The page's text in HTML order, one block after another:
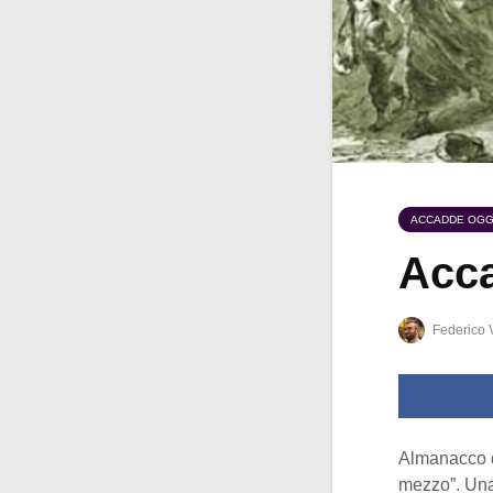
ACCADDE
Federico
mezzo”.